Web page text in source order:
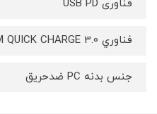
فناوری USB PD
فناوري QUALCOMM QUICK CHARGE 3.0
جنس بدنه PC ضدحریق